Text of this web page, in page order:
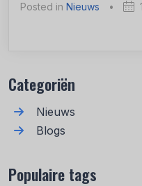
Posted in Nieuws •
Categoriën
Nieuws
Blogs
Populaire tags